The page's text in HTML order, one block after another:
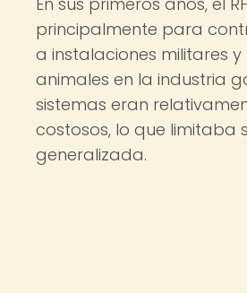
principalmente para
a instalaciones militares
animales en la industria
sistemas eran
costosos, lo que limitaba
generalizada.